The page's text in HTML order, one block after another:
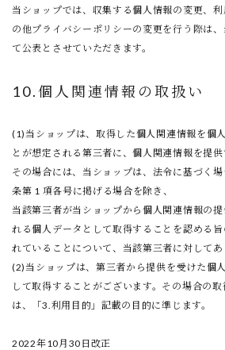
当ショップでは、収集する個人情報の変更、
の他プライバシーポリシーの変更を行う際は
て公表とさせていただきます。
10.個人関連情報の取扱い
(1)当ショップは、取得した個人関連情報を個
とが想定される第三者に、個人関連情報を提供
その場合には、当ショップは、法令に基づく
条第 1 項各号に掲げる場合を除き、
当該第三者が当ショップから個人関連情報の
れる個人データとして取得することを認める
れていることについて、当該第三者に対してあ
(2)当ショップは、第三者から提供を受けた個
して取得することがございます。その場合の
は、「3.利用目的」記載の目的に準じます。
2022年10月30日改正